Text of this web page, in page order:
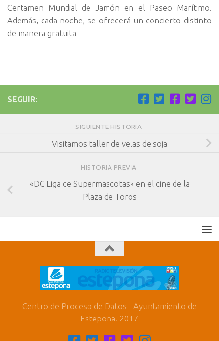
Certamen Mundial de Jamón en el Paseo Marítimo.
Además, cada noche, se ofrecerá un concierto distinto
de manera gratuita
SEGUIR:
SIGUIENTE HISTORIA
Visitamos taller de velas de soja
HISTORIA PREVIA
«DC Liga de Supermascotas» en el cine de la
Plaza de Toros
Centro de Proceso de Datos - Ayuntamiento de
Estepona. 2017